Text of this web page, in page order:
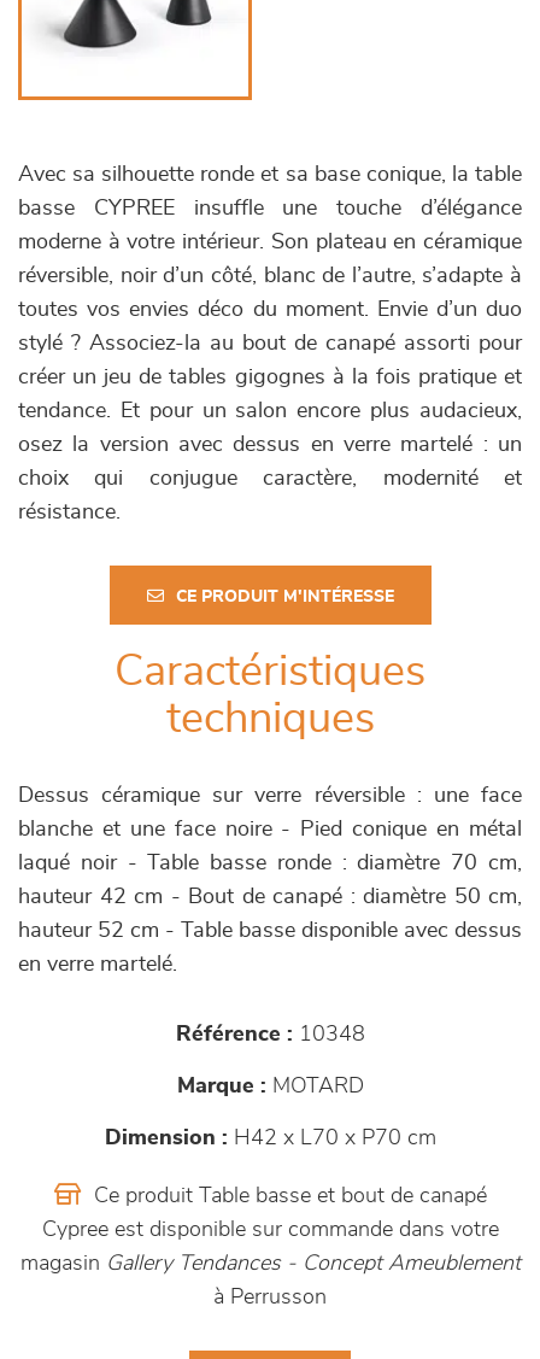
Avec sa silhouette ronde et sa base conique, la table
basse CYPREE insuffle une touche d’élégance
moderne à votre intérieur. Son plateau en céramique
réversible, noir d’un côté, blanc de l’autre, s’adapte à
toutes vos envies déco du moment. Envie d’un duo
stylé ? Associez-la au bout de canapé assorti pour
créer un jeu de tables gigognes à la fois pratique et
tendance. Et pour un salon encore plus audacieux,
osez la version avec dessus en verre martelé : un
choix qui conjugue caractère, modernité et
résistance.
CE PRODUIT M'INTÉRESSE
Caractéristiques
techniques
Dessus céramique sur verre réversible : une face
blanche et une face noire - Pied conique en métal
laqué noir - Table basse ronde : diamètre 70 cm,
hauteur 42 cm - Bout de canapé : diamètre 50 cm,
hauteur 52 cm - Table basse disponible avec dessus
en verre martelé.
Référence : 10348
Marque : MOTARD
Dimension : H42 x L70 x P70 cm
Ce produit Table basse et bout de canapé
Cypree est disponible sur commande dans votre
magasin Gallery Tendances - Concept Ameublement
à Perrusson